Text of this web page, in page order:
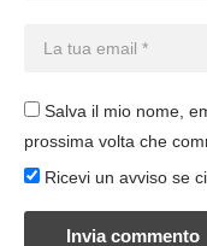
Salva il mio nome,
prossima volta che
Ricevi un avviso se